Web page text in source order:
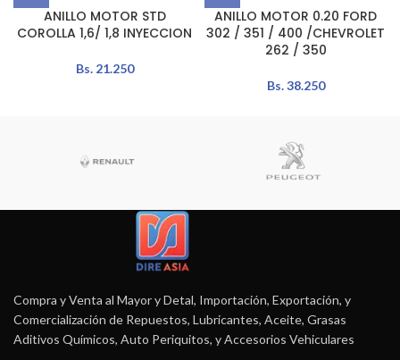
ANILLO MOTOR STD
COROLLA 1,6/ 1,8 INYECCION
Bs.21.250
ANILLO MOTOR 0.20 FORD
302 / 351 / 400 /CHEVROLET
262 / 350
Bs.38.250
Compra y Venta al Mayor y Detal, Importación, Exportación, y
Comercialización de Repuestos, Lubricantes, Aceite, Grasas
Aditivos Químicos, Auto Periquitos, y Accesorios Vehiculares